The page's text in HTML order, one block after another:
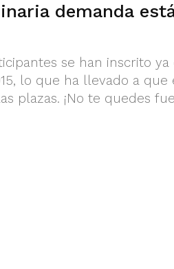
demanda
se han inscrito
lo que ha llevado a
plazas. ¡No te quedes